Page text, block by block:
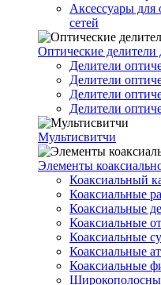
Аксессуары для
сетей
Оптические делители
Делители
Делители
Делители
Делители
Мультисвитчи
Элементы
Коаксиальный
Коаксиальные
Коаксиальные
Коаксиальные
Коаксиальные
Коаксиальные
Коаксиальные